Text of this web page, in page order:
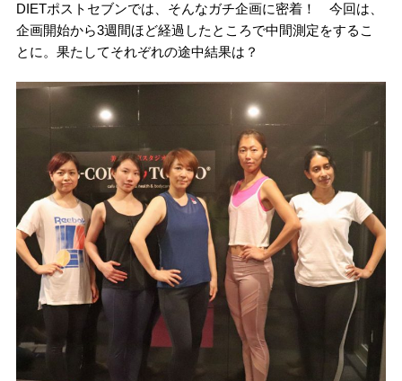
DIETポストセブンでは、そんなガチ企画に密着！ 今回は、
企画開始から3週間ほど経過したところで中間測定をするこ
とに。果たしてそれぞれの途中結果は？